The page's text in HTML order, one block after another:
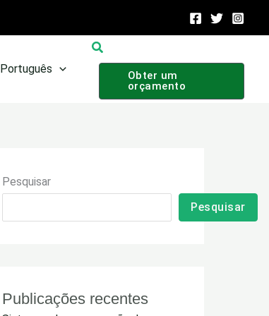
Português
Pesquisar
Obter um
orçamento
Pesquisar
Pesquisar
Publicações recentes